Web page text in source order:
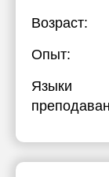
Возраст:
Опыт:
Языки